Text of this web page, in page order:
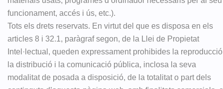
funcionament, accés i ús, etc.).
Tots els drets reservats. En virtut del que es disposa en els
articles 8 i 32.1, paràgraf segon, de la Llei de Propietat
Intel·lectual, queden expressament prohibides la
la distribució i la comunicació pública, inclosa la seva
modalitat de posada a disposició, de la totalitat o part dels